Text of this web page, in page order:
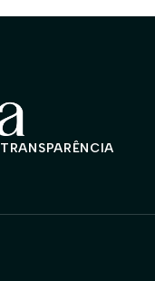
TRANSPARÊNCIA